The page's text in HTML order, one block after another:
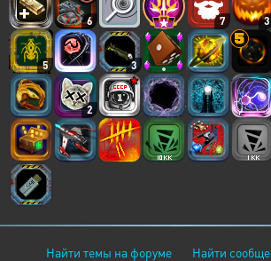
6 7 3
5 3
2
Найти темы на форуме
Найти